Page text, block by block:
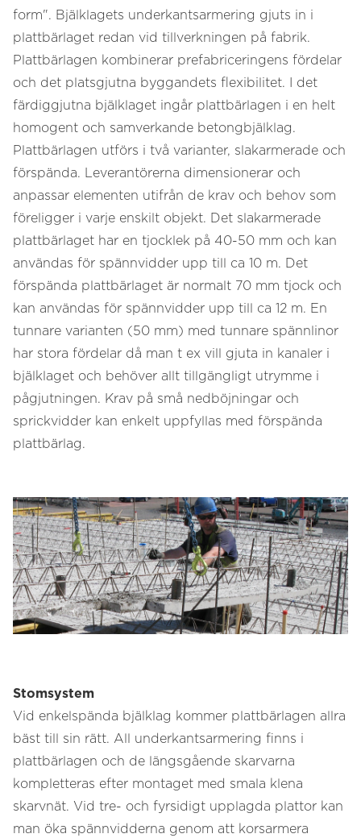
form". Bjälklagets underkantsarmering gjuts in i
plattbärlaget redan vid tillverkningen på fabrik.
Plattbärlagen kombinerar prefabriceringens fördelar
och det platsgjutna byggandets flexibilitet. I det
färdiggjutna bjälklaget ingår plattbärlagen i en helt
homogent och samverkande betongbjälklag.
Plattbärlagen utförs i två varianter, slakarmerade och
förspända. Leverantörerna dimensionerar och
anpassar elementen utifrån de krav och behov som
föreligger i varje enskilt objekt. Det slakarmerade
plattbärlaget har en tjocklek på 40-50 mm och kan
användas för spännvidder upp till ca 10 m. Det
förspända plattbärlaget är normalt 70 mm tjock och
kan användas för spännvidder upp till ca 12 m. En
tunnare varianten (50 mm) med tunnare spännlinor
har stora fördelar då man t ex vill gjuta in kanaler i
bjälklaget och behöver allt tillgängligt utrymme i
pågjutningen. Krav på små nedböjningar och
sprickvidder kan enkelt uppfyllas med förspända
plattbärlag.
Stomsystem
Vid enkelspända bjälklag kommer plattbärlagen allra
bäst till sin rätt. All underkantsarmering finns i
plattbärlagen och de längsgående skarvarna
kompletteras efter montaget med smala klena
skarvnät. Vid tre- och fyrsidigt upplagda plattor kan
man öka spännvidderna genom att korsarmera